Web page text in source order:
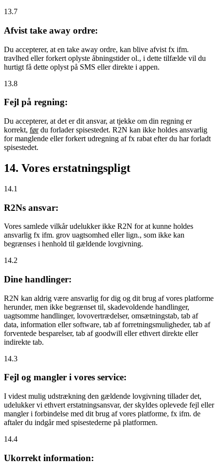
13.7
Afvist take away ordre:
Du accepterer, at en take away ordre, kan blive afvist fx ifm.
travlhed eller forkert oplyste åbningstider ol., i dette tilfælde vil du
hurtigt få dette oplyst på SMS eller direkte i appen.
13.8
Fejl på regning:
Du accepterer, at det er dit ansvar, at tjekke om din regning er
korrekt, førdu forlader spisestedet. R2N kan ikke holdes ansvarlig
for manglende eller forkert udregning af fx rabat efter du har forladt
spisestedet.
14. Vores erstatningspligt
14.1
R2Ns ansvar:
Vores samlede vilkår udelukker ikke R2N for at kunne holdes
ansvarlig fx ifm. grov uagtsomhed eller lign., som ikke kan
begrænses i henhold til gældende lovgivning.
14.2
Dine handlinger:
R2N kan aldrig være ansvarlig for dig og dit brug af vores platforme
herunder, men ikke begrænset til, skadevoldende handlinger,
uagtsomme handlinger, lovovertrædelser, omsætningstab, tab af
data, information eller software, tab af forretningsmuligheder, tab af
forventede besparelser, tab af goodwill eller ethvert direkte eller
indirekte tab.
14.3
Fejl og mangler i vores service:
I videst mulig udstrækning den gældende lovgivning tillader det,
udelukker vi ethvert erstatningsansvar, der skyldes oplevede fejl eller
mangler i forbindelse med dit brug af vores platforme, fx ifm. de
aftaler du indgår med spisestederne på platformen.
14.4
Ukorrekt information: